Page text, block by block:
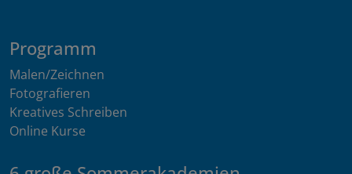
Programm
Malen/Zeichnen
Fotografieren
Kreatives Schreiben
Online Kurse